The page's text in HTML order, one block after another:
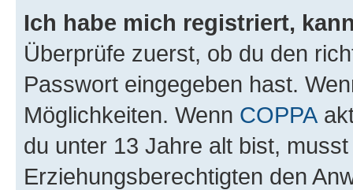
Ich habe mich registriert,
Überprüfe zuerst, ob du den
Passwort eingegeben hast.
Möglichkeiten. Wenn COPPA
du unter 13 Jahre alt bist,
Erziehungsberechtigten den